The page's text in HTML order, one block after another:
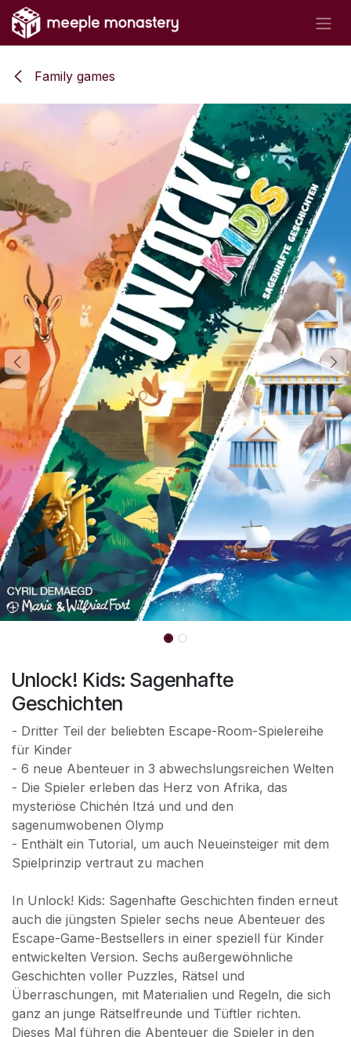
Skip to Content
Family games
Unlock! Kids: Sagenhafte
Geschichten
- Dritter Teil der beliebten Escape-Room-Spielereihe
für Kinder
- 6 neue Abenteuer in 3 abwechslungsreichen Welten
- Die Spieler erleben das Herz von Afrika, das
mysteriöse Chichén Itzá und und den
sagenumwobenen Olymp
- Enthält ein Tutorial, um auch Neueinsteiger mit dem
Spielprinzip vertraut zu machen
In Unlock! Kids: Sagenhafte Geschichten finden erneut
auch die jüngsten Spieler sechs neue Abenteuer des
Escape-Game-Bestsellers in einer speziell für Kinder
entwickelten Version. Sechs außergewöhnliche
Geschichten voller Puzzles, Rätsel und
Überraschungen, mit Materialien und Regeln, die sich
ganz an junge Rätselfreunde und Tüftler richten.
Dieses Mal führen die Abenteuer die Spieler in den